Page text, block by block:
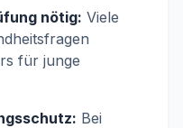
nötig: Viele
für junge
Bei